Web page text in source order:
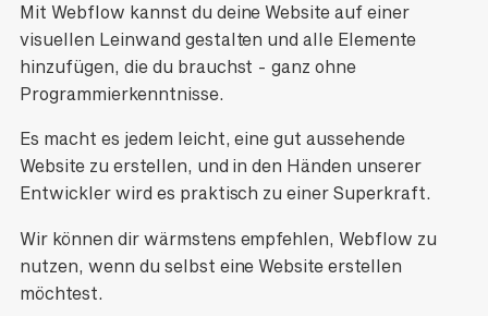
Mit Webflow kannst du deine Website auf einer
visuellen Leinwand gestalten und alle Elemente
hinzufügen, die du brauchst - ganz ohne
Programmierkenntnisse.
Es macht es jedem leicht, eine gut aussehende
Website zu erstellen, und in den Händen unserer
Entwickler wird es praktisch zu einer Superkraft.
Wir können dir wärmstens empfehlen, Webflow zu
nutzen, wenn du selbst eine Website erstellen
möchtest.